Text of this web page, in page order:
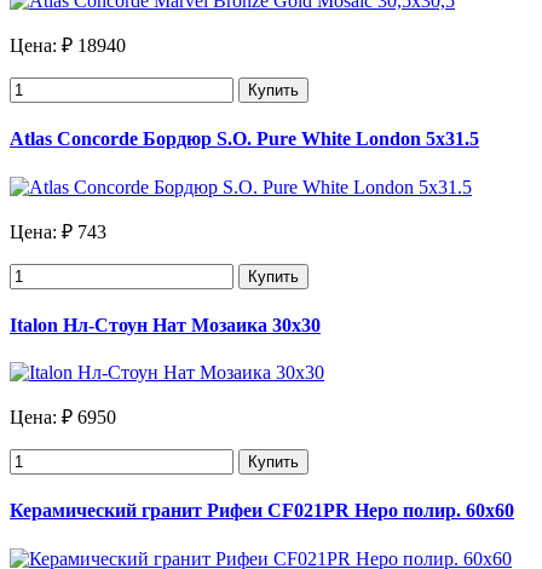
Цена: ₽ 18940
Купить
Atlas Concorde Бордюр S.O. Pure White London 5x31.5
Цена: ₽ 743
Купить
Italon Нл-Стоун Нат Мозаика 30х30
Цена: ₽ 6950
Купить
Керамический гранит Рифеи СF021PR Hepo полир. 60x60